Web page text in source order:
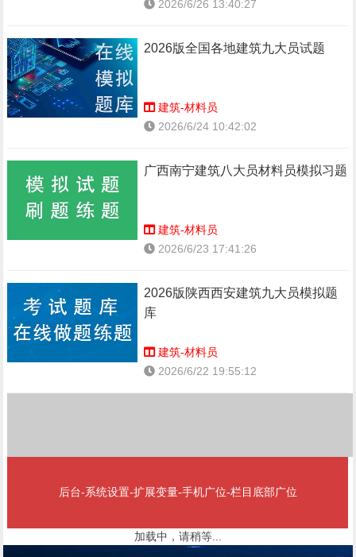
2026/6/26 13:40:27
2026版全国各地建筑九大员试题
建筑-材料员
2026/6/24 10:42:02
广西南宁建筑八大员材料员模拟习题
建筑-材料员
2026/6/23 17:41:26
2026版陕西西安建筑九大员模拟题
库
建筑-材料员
2026/6/22 19:55:12
后台-系统设置-扩展变量-手机广位-栏目底部广位
加载中，请稍等...